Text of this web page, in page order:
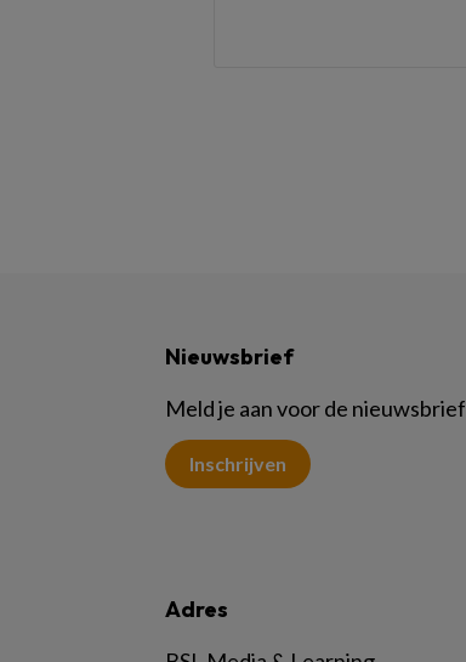
Nieuwsbrief
Meld je aan voor de nieuwsbrief
Inschrijven
Adres